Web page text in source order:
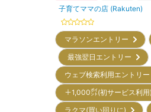
子育てママの店 (Rakuten)
マラソンエントリー
最強翌日エントリー
ウェブ検索利用エントリ
＋1,000㌽(初サービス利
ラクマ(買い回りに)